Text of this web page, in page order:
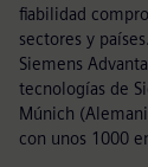
fiabilidad
sectores y
Siemens
tecnologías de
Múnich
con unos 1000